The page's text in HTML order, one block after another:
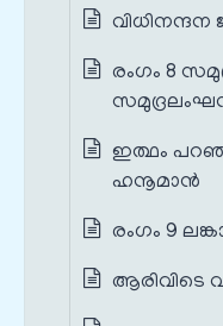
രംഗം 8
ഇത്ഥം
ഹനൂമാന്‍
രംഗം 9
ആരിവിടെ